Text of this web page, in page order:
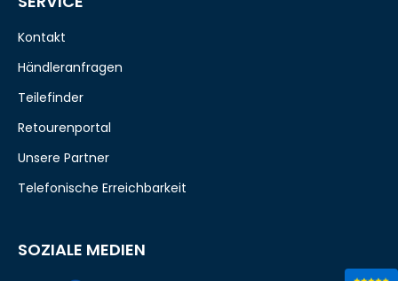
Kontakt
Händleranfragen
Teilefinder
Retourenportal
Unsere Partner
Telefonische Erreichbarkeit
SOZIALE MEDIEN